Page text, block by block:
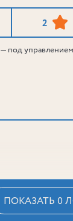
2
— под
ПОКАЗАТЬ 0